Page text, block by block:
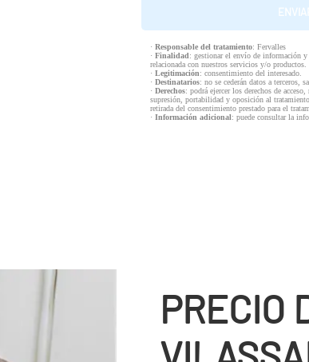
· Responsable del tratamiento: Fervalles
· Finalidad: gestionar el envío de información y
relacionada con nuestros servicios y/o productos.
· Legitimación: consentimiento del interesado.
· Destinatarios: no se cederán datos a terceros,
· Derechos: podrá ejercer los derechos de
supresión, portabilidad y oposición al
retirada del consentimiento prestado para el
· Información adicional: puede consultar la
PRECIO